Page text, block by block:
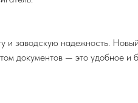
и заводскую надежность.
документов — это удобное и